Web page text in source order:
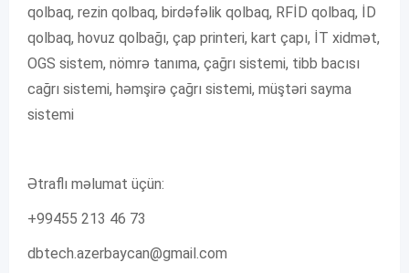
qolbaq, rezin qolbaq, birdəfəlik qolbaq, RFİD qolbaq, İD
qolbaq, hovuz qolbağı, çap printeri, kart çapı, İT xidmət,
OGS sistem, nömrə tanıma, çağrı sistemi, tibb bacısı
cağrı sistemi, həmşirə çağrı sistemi, müştəri sayma
sistemi
Ətraflı məlumat üçün:
+99455 213 46 73
dbtech.azerbaycan@gmail.com